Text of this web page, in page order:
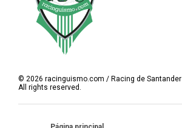
© 2026 racinguismo.com / Racing de Santander
All rights reserved.